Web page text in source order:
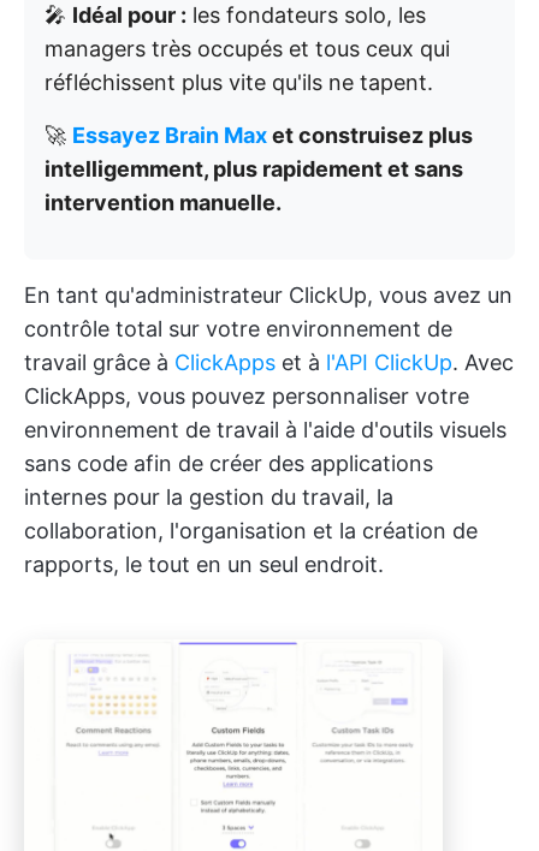
🎤 Idéal pour : les fondateurs solo, les
managers très occupés et tous ceux qui
réfléchissent plus vite qu'ils ne tapent.
🚀 Essayez Brain Maxet construisez plus
intelligemment, plus rapidement et sans
intervention manuelle.
En tant qu'administrateur ClickUp, vous avez un
contrôle total sur votre environnement de
travail grâce à ClickApps et à l'API ClickUp. Avec
ClickApps, vous pouvez personnaliser votre
environnement de travail à l'aide d'outils visuels
sans code afin de créer des applications
internes pour la gestion du travail, la
collaboration, l'organisation et la création de
rapports, le tout en un seul endroit.